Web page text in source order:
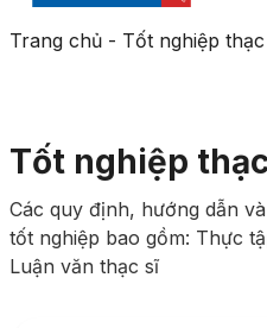
Trang chủ- Tốt nghiệp
Tốt nghiệp
Các quy định, hướng dẫn
tốt nghiệp bao gồm: Thực
Luận văn thạc sĩ